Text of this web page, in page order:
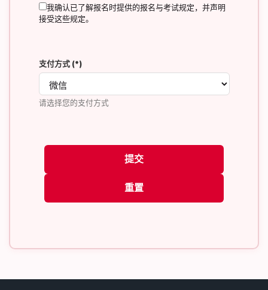
我确认已了解报名时提供的报名与考试规定，并声明
接受这些规定。
支付方式 (*)
请选择您的支付方式
提交
重置